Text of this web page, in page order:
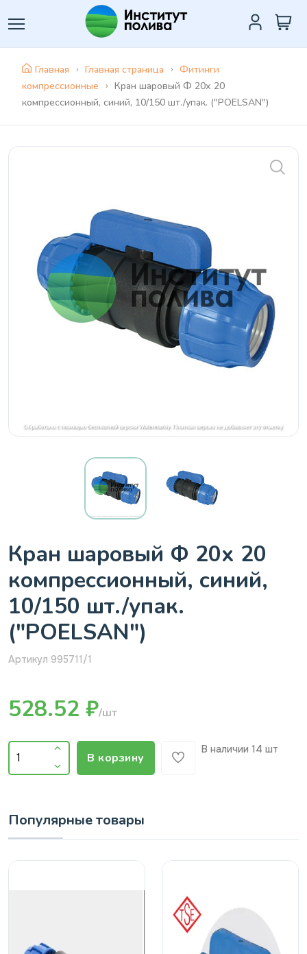
Главная Главная страница
Фитинги
компрессионные
Кран шaровый Ф 20х 20
компрессионный, синий, 10/150 шт./упак. ("POELSAN")
Кран шaровый Ф 20х 20
компрессионный, синий,
10/150 шт./упак.
("POELSAN")
Артикул 995711/1
528.52 ₽/шт
В корзину
В наличии 14 шт
Популярные товары